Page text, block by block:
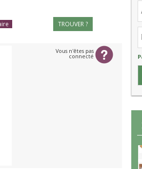
TROUVER ?
Vous n'êtes pas
connecté